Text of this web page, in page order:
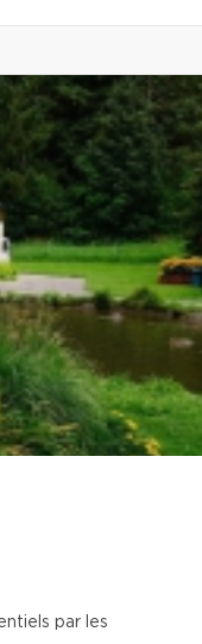
par les